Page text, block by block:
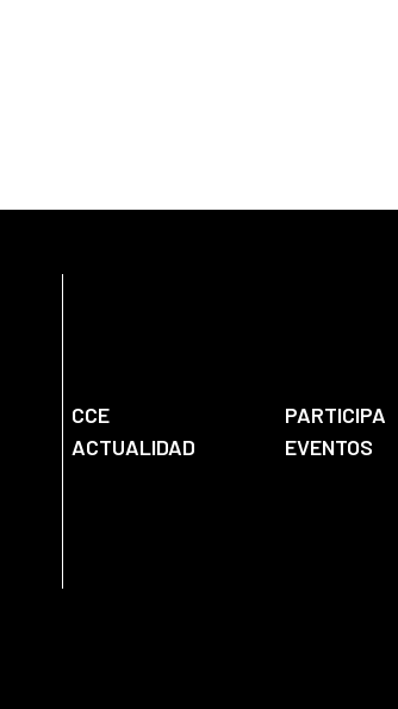
CCE PARTICIPA
ACTUALIDAD
EVENTOS